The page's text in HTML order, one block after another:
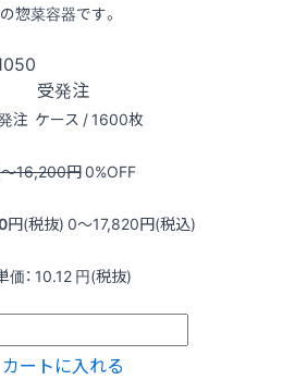
惣菜容器です。
受発注
注 ケース / 1600枚
16,200円0%OFF
円(税抜) 0〜17,820円(税込)
価： 10.12 円(税抜)
カートに入れる